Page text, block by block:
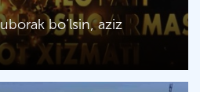
bo‘lsin, aziz